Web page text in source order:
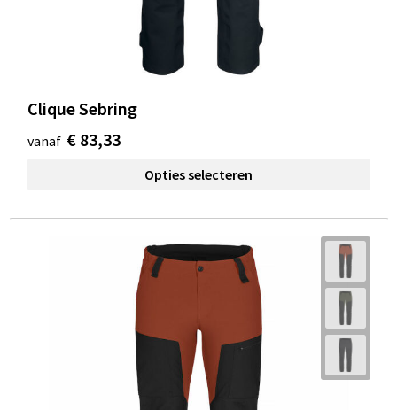
Clique Sebring
vanaf € 83,33
Opties selecteren